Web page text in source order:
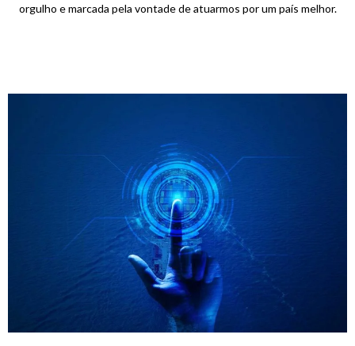
orgulho e marcada pela vontade de atuarmos por um país melhor.